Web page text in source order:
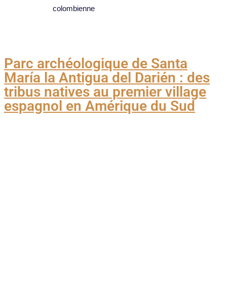
colombienne
Parc archéologique de Santa
María la Antigua del Darién : des
tribus natives au premier village
espagnol en Amérique du Sud